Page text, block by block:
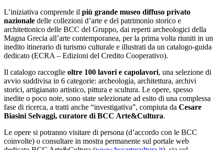
L’iniziativa comprende il più grande museo diffuso privato
nazionale delle collezioni d’arte e del patrimonio storico e
architettonico delle BCC del Gruppo, dai reperti archeologici della
Magna Grecia all’arte contemporanea, per la prima volta riuniti in un
inedito itinerario di turismo culturale e illustrati da un catalogo-guida
dedicato (ECRA – Edizioni del Credito Cooperativo).
Il catalogo raccoglie oltre 100 lavori e capolavori, una selezione di
avvio suddivisa in 6 categorie: archeologia, architettura, archivi
storici, artigianato artistico, pittura e scultura. Le opere, spesso
inedite o poco note, sono state selezionate ad esito di una complessa
fase di ricerca, a tratti anche “investigativa”, compiuta da Cesare
Biasini Selvaggi, curatore di BCC Arte&Cultura.
Le opere si potranno visitare di persona (d’accordo con le BCC
coinvolte) o consultare in mostra permanente sul portale web